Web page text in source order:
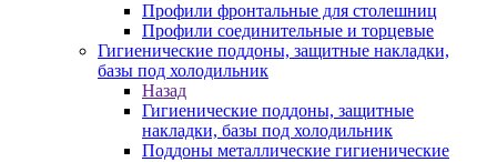
Профили фронтальные для столешниц
Профили соединительные и торцевые
Гигиенические поддоны, защитные накладки,
базы под холодильник
Назад
Гигиенические поддоны, защитные
накладки, базы под холодильник
Поддоны металлические гигиенические